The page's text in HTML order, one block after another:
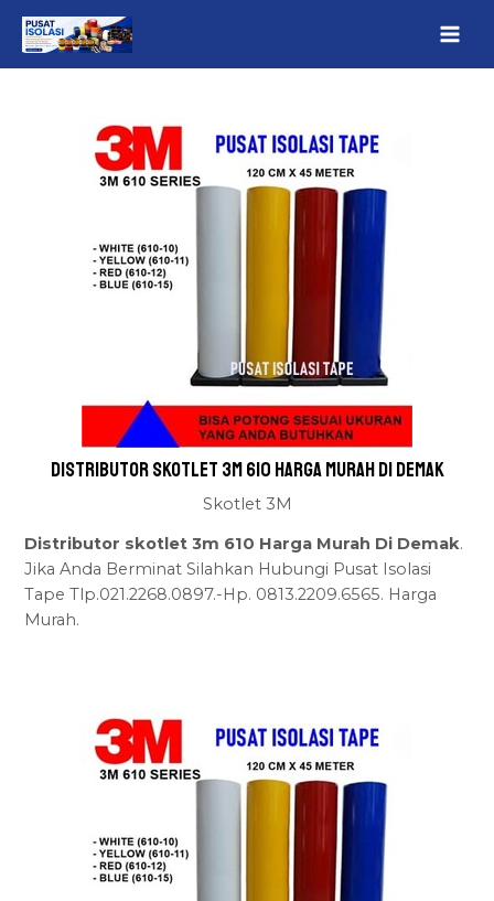
Distributor skotlet 3m 610 Harga Murah Di Demak
Skotlet 3M
Distributor skotlet 3m 610 Harga Murah Di Demak.
Jika Anda Berminat Silahkan Hubungi Pusat Isolasi
Tape Tlp.021.2268.0897.-Hp. 0813.2209.6565. Harga
Murah.
navigation